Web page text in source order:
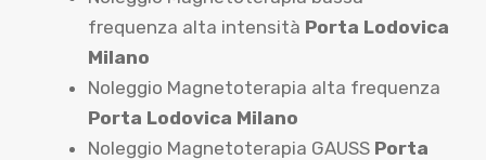
frequenza alta intensità Porta Lodovica
Milano
Noleggio Magnetoterapia alta frequenza
Porta Lodovica Milano
Noleggio Magnetoterapia GAUSS Porta